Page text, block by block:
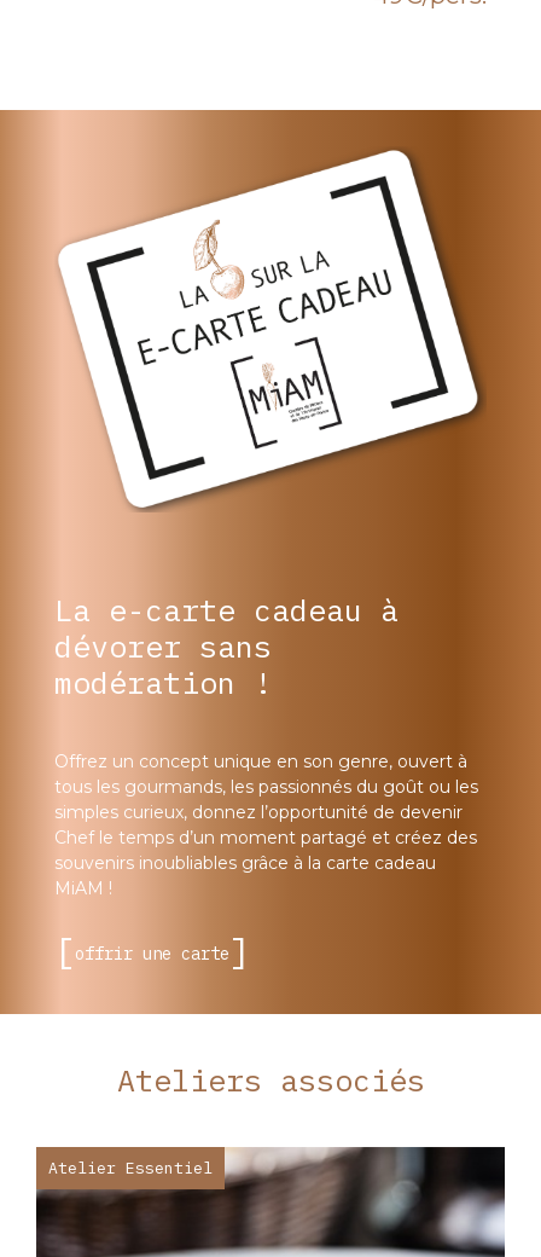
La e-carte cadeau à
dévorer sans
modération !
Offrez un concept unique en son genre, ouvert à
tous les gourmands, les passionnés du goût ou les
simples curieux, donnez l’opportunité de devenir
Chef le temps d’un moment partagé et créez des
souvenirs inoubliables grâce à la carte cadeau
MiAM !
offrir une carte
Ateliers associés
Atelier Essentiel